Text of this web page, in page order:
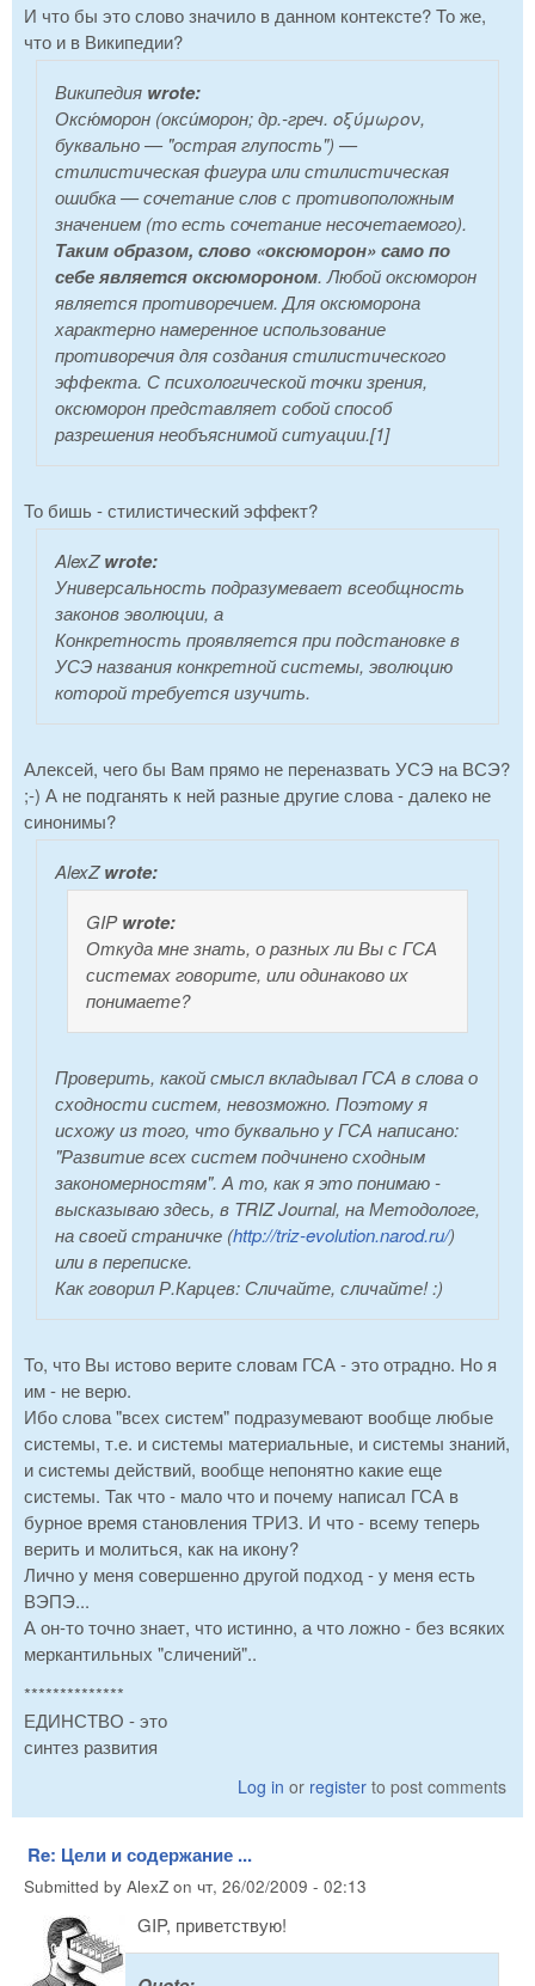
И что бы это слово значило в данном контексте? То же,
что и в Википедии?
Википедия wrote:
Оксю́морон (окси́морон; др.-греч. οξύμωρον,
буквально — "острая глупость") —
стилистическая фигура или стилистическая
ошибка — сочетание слов с противоположным
значением (то есть сочетание несочетаемого).
Таким образом, слово «оксюморон» само по
себе является оксюмороном. Любой оксюморон
является противоречием. Для оксюморона
характерно намеренное использование
противоречия для создания стилистического
эффекта. С психологической точки зрения,
оксюморон представляет собой способ
разрешения необъяснимой ситуации.[1]
То бишь - стилистический эффект?
AlexZwrote:
Универсальность подразумевает всеобщность
законов эволюции, а
Конкретность проявляется при подстановке в
УСЭ названия конкретной системы, эволюцию
которой требуется изучить.
Алексей, чего бы Вам прямо не переназвать УСЭ на ВСЭ?
;-) А не подганять к ней разные другие слова - далеко не
синонимы?
AlexZwrote:
GIPwrote:
Откуда мне знать, о разных ли Вы с ГСА
системах говорите, или одинаково их
понимаете?
Проверить, какой смысл вкладывал ГСА в слова о
сходности систем, невозможно. Поэтому я
исхожу из того, что буквально у ГСА написано:
"Развитие всех систем подчинено сходным
закономерностям". А то, как я это понимаю -
высказываю здесь, в TRIZ Journal, на Методологе,
на своей страничке (http://triz-evolution.narod.ru/)
или в переписке.
Как говорил Р.Карцев: Сличайте, сличайте! :)
То, что Вы истово верите словам ГСА - это отрадно. Но я
им - не верю.
Ибо слова "всех систем" подразумевают вообще любые
системы, т.е. и системы материальные, и системы знаний,
и системы действий, вообще непонятно какие еще
системы. Так что - мало что и почему написал ГСА в
бурное время становления ТРИЗ. И что - всему теперь
верить и молиться, как на икону?
Лично у меня совершенно другой подход - у меня есть
ВЭПЭ...
А он-то точно знает, что истинно, а что ложно - без всяких
меркантильных "сличений"..
**************
ЕДИНСТВО - это
синтез развития
Log in or register to post comments
Re: Цели и содержание ...
Submitted by AlexZ on чт, 26/02/2009 - 02:13
GIP, приветствую!